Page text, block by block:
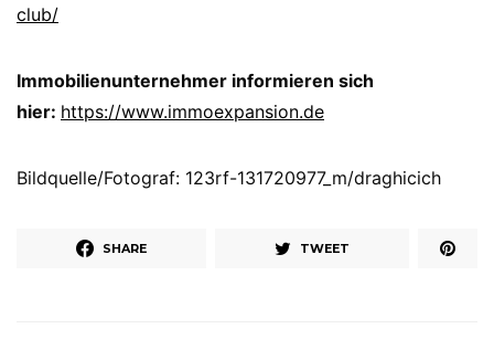
club/
Immobilienunternehmer informieren sich
hier: https://www.immoexpansion.de
Bildquelle/Fotograf: 123rf-131720977_m/draghicich
SHARE TWEET